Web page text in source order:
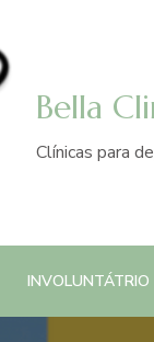
Bella
Clínicas para
INVOLUNTÁTRIO